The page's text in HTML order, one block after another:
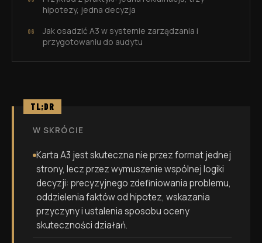
hipotezy, jedna decyzja
Jak osadzić A3 w systemie zarządzania i
przygotowaniu do audytu
TL;DR
W SKRÓCIE
Karta A3 jest skuteczna nie przez format jednej
strony, lecz przez wymuszenie wspólnej logiki
decyzji: precyzyjnego zdefiniowania problemu,
oddzielenia faktów od hipotez, wskazania
przyczyny i ustalenia sposobu oceny
skuteczności działań.